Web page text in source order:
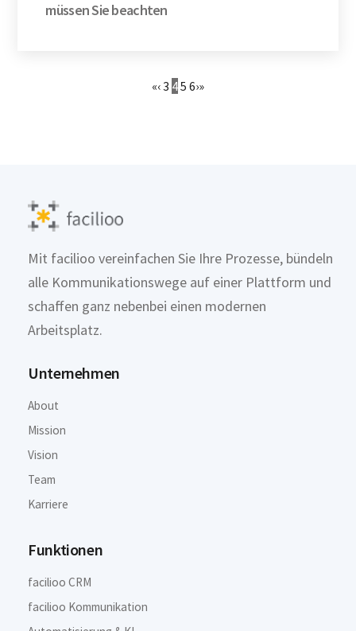
müssen Sie beachten
«‹3 45 6›»
Mit facilioo vereinfachen Sie Ihre Prozesse, bündeln
alle Kommunikationswege auf einer Plattform und
schaffen ganz nebenbei einen modernen
Arbeitsplatz.
Unternehmen
About
Mission
Vision
Team
Karriere
Funktionen
facilioo CRM
facilioo Kommunikation